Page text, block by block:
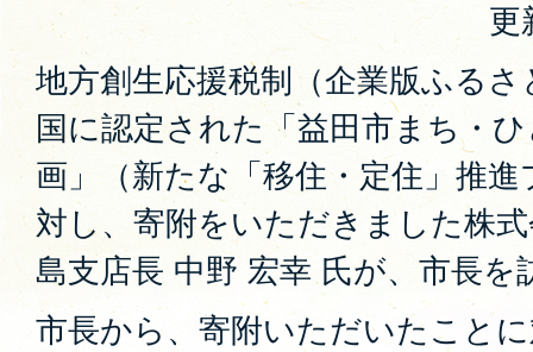
更
地方創生応援税制（企業版ふる
国に認定された「益田市まち・
画」（新たな「移住・定住」推
対し、寄附をいただきました株
島支店長 中野 宏幸 氏が、市長を
市長から、寄附いただいたこと